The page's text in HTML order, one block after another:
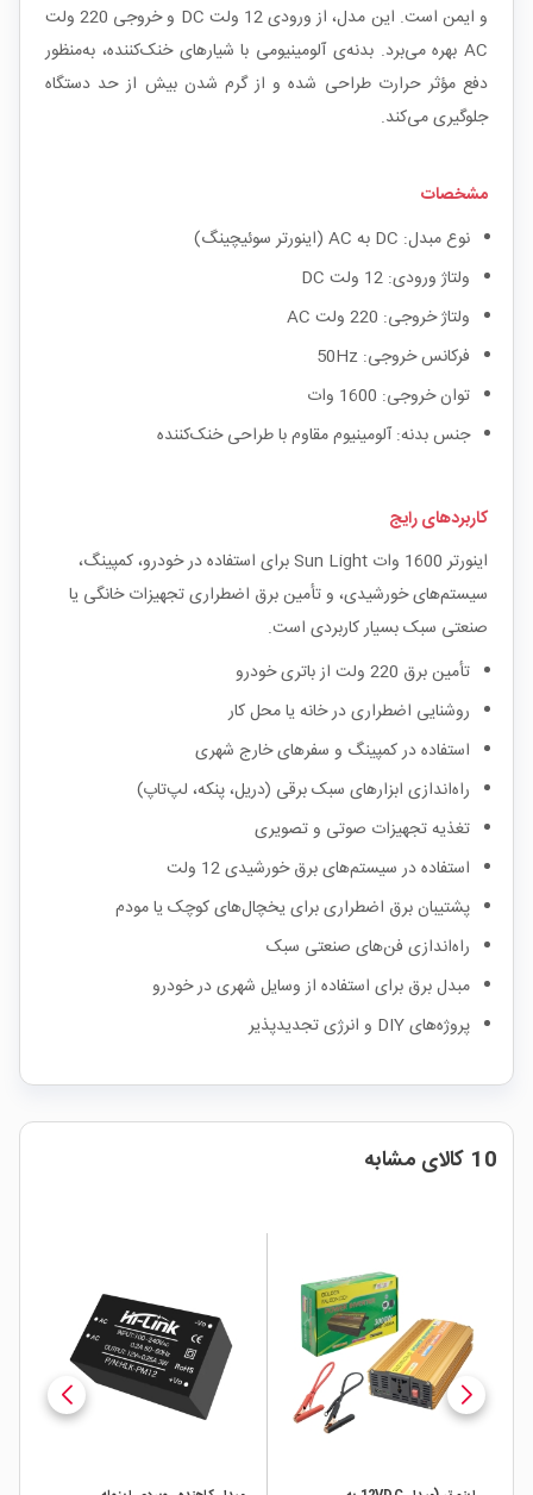
و ایمن است. این مدل، از ورودی 12 ولت DC و خروجی 220 ولت
AC بهره می‌برد. بدنه‌ی آلومینیومی با شیارهای خنک‌کننده، به‌منظور
دفع مؤثر حرارت طراحی شده و از گرم شدن بیش از حد دستگاه
جلوگیری می‌کند.
مشخصات
نوع مبدل: DC به AC (اینورتر سوئیچینگ)
ولتاژ ورودی: 12 ولت DC
ولتاژ خروجی: 220 ولت AC
فرکانس خروجی: 50Hz
توان خروجی: 1600 وات
جنس بدنه: آلومینیوم مقاوم با طراحی خنک‌کننده
کاربردهای رایج
اینورتر 1600 وات Sun Light برای استفاده در خودرو، کمپینگ،
سیستم‌های خورشیدی، و تأمین برق اضطراری تجهیزات خانگی یا
صنعتی سبک بسیار کاربردی است.
تأمین برق 220 ولت از باتری خودرو
روشنایی اضطراری در خانه یا محل کار
استفاده در کمپینگ و سفرهای خارج شهری
راه‌اندازی ابزارهای سبک برقی (دریل، پنکه، لپ‌تاپ)
تغذیه تجهیزات صوتی و تصویری
استفاده در سیستم‌های برق خورشیدی 12 ولت
پشتیبان برق اضطراری برای یخچال‌های کوچک یا مودم
راه‌اندازی فن‌های صنعتی سبک
مبدل برق برای استفاده از وسایل شهری در خودرو
پروژه‌های DIY و انرژی تجدیدپذیر
10 کالای مشابه